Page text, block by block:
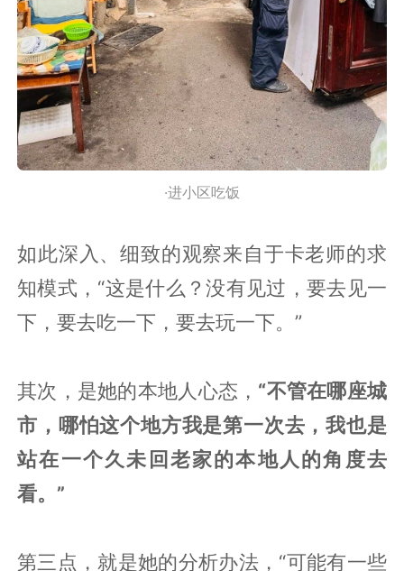
·进小区吃饭
如此深入、细致的观察来自于卡老师的求
知模式，“这是什么？没有见过，要去见一
下，要去吃一下，要去玩一下。”
其次，是她的本地人心态， “不管在哪座城
市，哪怕这个地方我是第一次去，我也是
站在一个久未回老家的本地人的角度去
看。”
第三点，就是她的分析办法，“可能有一些